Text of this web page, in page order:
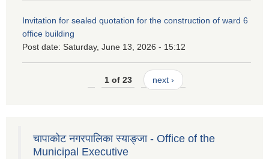
Invitation for sealed quotation for the construction of ward 6
office building
Post date: Saturday, June 13, 2026 - 15:12
1 of 23 next ›
चापाकोट नगरपालिका स्याङ्जा - Office of the
Municipal Executive